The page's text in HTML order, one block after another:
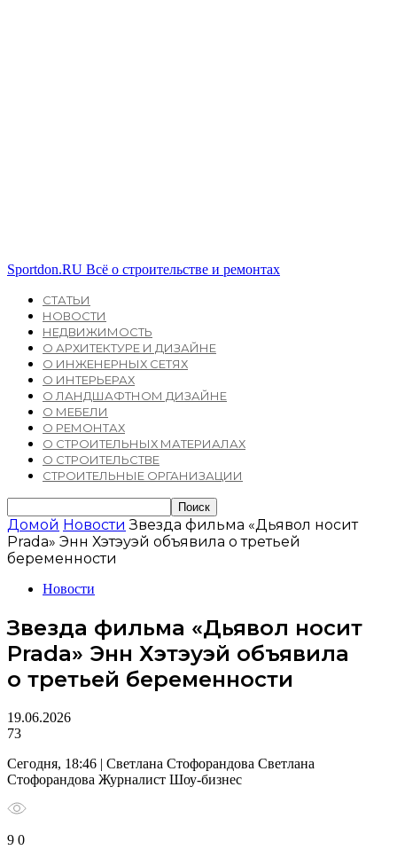
Sportdon.RU Всё о строительстве и ремонтах
СТАТЬИ
НОВОСТИ
НЕДВИЖИМОСТЬ
О АРХИТЕКТУРЕ И ДИЗАЙНЕ
О ИНЖЕНЕРНЫХ СЕТЯХ
О ИНТЕРЬЕРАХ
О ЛАНДШАФТНОМ ДИЗАЙНЕ
О МЕБЕЛИ
О РЕМОНТАХ
О СТРОИТЕЛЬНЫХ МАТЕРИАЛАХ
О СТРОИТЕЛЬСТВЕ
СТРОИТЕЛЬНЫЕ ОРГАНИЗАЦИИ
Домой Новости Звезда фильма «Дьявол носит
Prada» Энн Хэтэуэй объявила о третьей
беременности
Новости
Звезда фильма «Дьявол носит
Prada» Энн Хэтэуэй объявила
о третьей беременности
19.06.2026
73
Сегодня, 18:46 | Светлана Стофорандова Светлана
Стофорандова Журналист Шоу-бизнес
9 0